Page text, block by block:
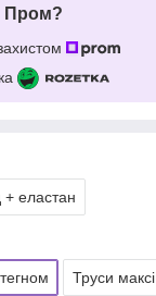
Пром?
+ еластан
Труси максі